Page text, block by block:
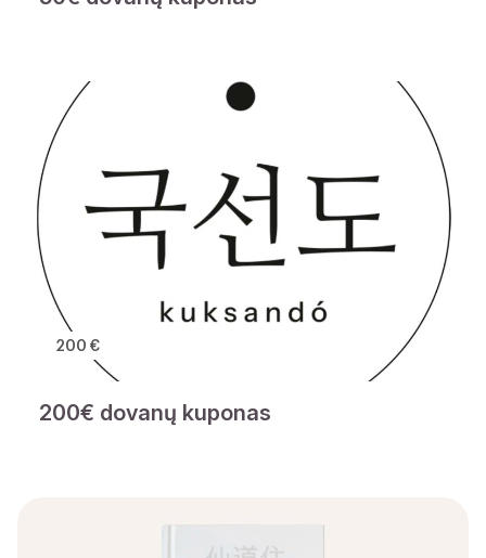
200 €
200€ dovanų kuponas